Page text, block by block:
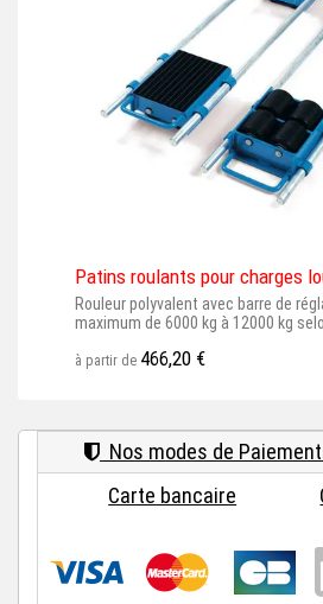
Patins roulants pour charges
Rouleur polyvalent avec barre de
maximum de 6000 kg à 12000 kg
à partir de 466,20 €
Nos modes de
Carte bancaire